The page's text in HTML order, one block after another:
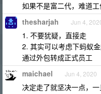
如果不是富二代，难道工
thesharjah Jun 4,
1. 不要犹疑，直接走
2. 其实可以考虑下蚂蚁
通过外包转成正式员工
maichael Jun 4, 2020
决定走了就坚决一点，